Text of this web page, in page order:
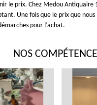
le prix. Chez Medou Antiquaire
Une fois que le prix que nous
pour l’achat.
NOS